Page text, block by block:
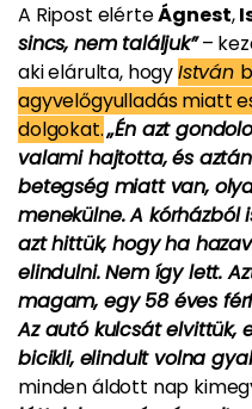
A Ripost elérteÁgnest,
sincs, nem találjuk”–
aki elárulta, hogyIstván
agyvelőgyulladás miatt
dolgokat.„Én azt
valami hajtotta, és
betegség miatt van,
menekülne. A kórházból
azt hittük, hogy ha
elindulni. Nem így lett.
magam, egy 58 éves
Az autó kulcsát elvittük,
bicikli, elindult volna
minden áldott nap